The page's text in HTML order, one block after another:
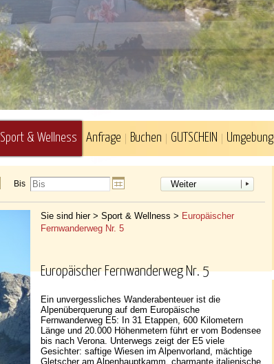
Sport & Wellness Anfrage Buchen GUTSCHEIN Umgebung
Bis Weiter
Sie sind hier > Sport & Wellness > Europäischer
Fernwanderweg Nr. 5
Europäischer Fernwanderweg Nr. 5
Ein unvergessliches Wanderabenteuer ist die
Alpenüberquerung auf dem Europäische
Fernwanderweg E5: In 31 Etappen, 600 Kilometern
Länge und 20.000 Höhenmetern führt er vom Bodensee
bis nach Verona. Unterwegs zeigt der E5 viele
Gesichter: saftige Wiesen im Alpenvorland, mächtige
Gletscher am Alpenhauptkamm, charmante italienische